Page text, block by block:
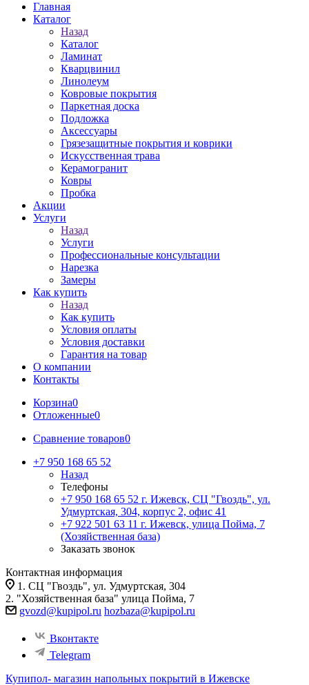
Главная
Каталог
Назад
Каталог
Ламинат
Кварцвинил
Линолеум
Ковровые покрытия
Паркетная доска
Подложка
Аксессуары
Грязезащитные покрытия и коврики
Искусственная трава
Керамогранит
Ковры
Пробка
Акции
Услуги
Назад
Услуги
Профессиональные консультации
Нарезка
Замеры
Как купить
Назад
Как купить
Условия оплаты
Условия доставки
Гарантия на товар
О компании
Контакты
Корзина0
Отложенные0
Сравнение товаров0
+7 950 168 65 52
Назад
Телефоны
+7 950 168 65 52 г. Ижевск, СЦ "Гвоздь", ул.
Удмуртская, 304, корпус 2, офис 41
+7 922 501 63 11 г. Ижевск, улица Пойма, 7
(Хозяйственная база)
Заказать звонок
Контактная информация
1. СЦ "Гвоздь", ул. Удмуртская, 304
2. "Хозяйственная база" улица Пойма, 7
gvozd@kupipol.ru hozbaza@kupipol.ru
Вконтакте
Telegram
Купипол- магазин напольных покрытий в Ижевске